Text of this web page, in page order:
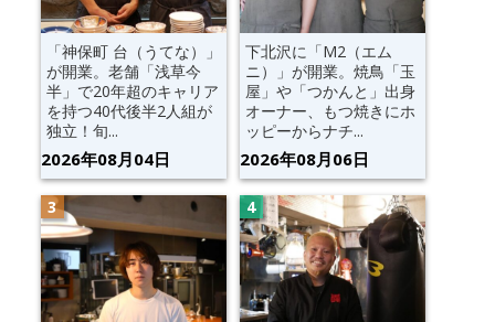
「神保町 台（うてな）」
が開業。老舗「浅草今
半」で20年超のキャリア
を持つ40代後半2人組が
独立！旬...
2026年08月04日
下北沢に「M2（エム
ニ）」が開業。焼鳥「玉
屋」や「つかんと」出身
オーナー、もつ焼きにホ
ッピーからナチ...
2026年08月06日